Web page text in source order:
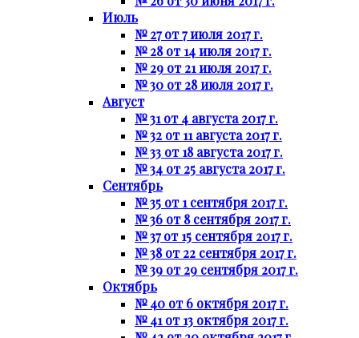
Июль
№ 27 от 7 июля 2017 г.
№ 28 от 14 июля 2017 г.
№ 29 от 21 июля 2017 г.
№ 30 от 28 июля 2017 г.
Август
№ 31 от 4 августа 2017 г.
№ 32 от 11 августа 2017 г.
№ 33 от 18 августа 2017 г.
№ 34 от 25 августа 2017 г.
Сентябрь
№ 35 от 1 сентября 2017 г.
№ 36 от 8 сентября 2017 г.
№ 37 от 15 сентября 2017 г.
№ 38 от 22 сентября 2017 г.
№ 39 от 29 сентября 2017 г.
Октябрь
№ 40 от 6 октября 2017 г.
№ 41 от 13 октября 2017 г.